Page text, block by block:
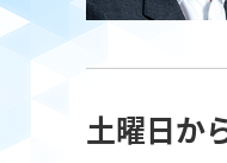
土曜日か